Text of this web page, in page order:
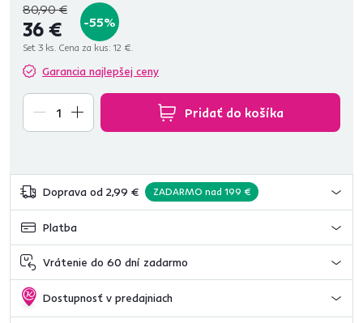
80,90 €
36 € -55%
Set 3 ks. Cena za kus: 12 €.
Garancia najlepšej ceny
Pridať do košíka
Doprava od 2,99 € ZADARMO nad 199 €
Platba
Vrátenie do 60 dní zadarmo
Dostupnosť v predajniach